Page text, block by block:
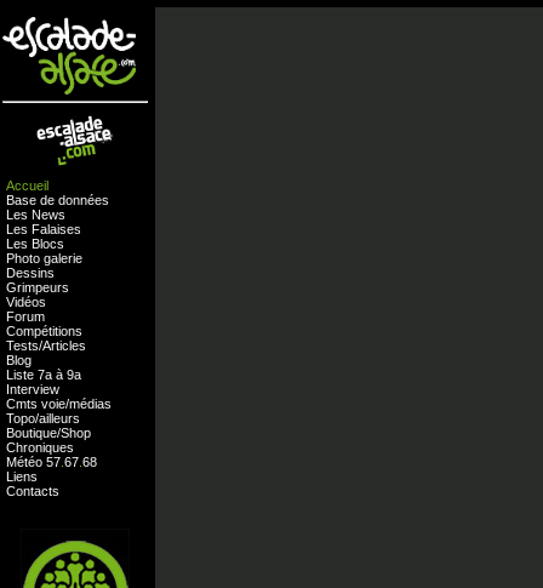
Accueil
Base de données
Les News
Les Falaises
Les Blocs
Photo galerie
Dessins
Grimpeurs
Vidéos
Forum
Compétitions
Tests/Articles
Blog
Liste 7a à 9a
Interview
Cmts voie/médias
Topo/ailleurs
Boutique/Shop
Chroniques
Météo 57 67 68
Liens
Contacts